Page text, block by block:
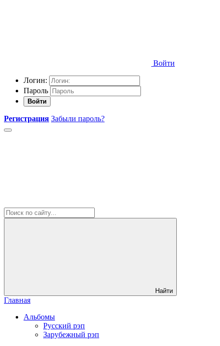
Войти
Логин:
Пароль
Войти
Регистрация Забыли пароль?
Найти
Главная
Альбомы
Русский рэп
Зарубежный рэп